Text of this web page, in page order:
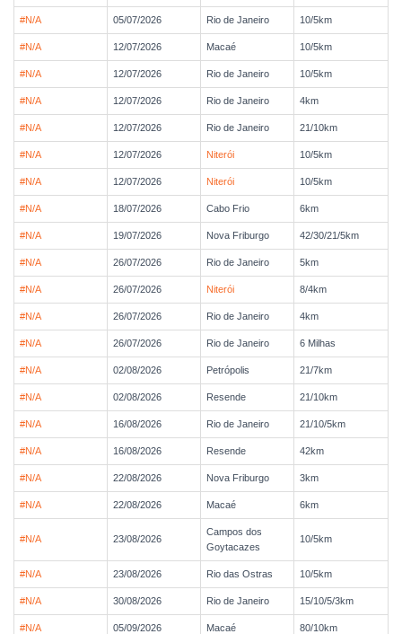
#N/A 05/07/2026 Rio de Janeiro 10/5km
#N/A 12/07/2026 Macaé 10/5km
#N/A 12/07/2026 Rio de Janeiro 10/5km
#N/A 12/07/2026 Rio de Janeiro 4km
#N/A 12/07/2026 Rio de Janeiro 21/10km
#N/A 12/07/2026 Niterói 10/5km
#N/A 12/07/2026 Niterói 10/5km
#N/A 18/07/2026 Cabo Frio 6km
#N/A 19/07/2026 Nova Friburgo 42/30/21/5km
#N/A 26/07/2026 Rio de Janeiro 5km
#N/A 26/07/2026 Niterói 8/4km
#N/A 26/07/2026 Rio de Janeiro 4km
#N/A 26/07/2026 Rio de Janeiro 6 Milhas
#N/A 02/08/2026 Petrópolis 21/7km
#N/A 02/08/2026 Resende 21/10km
#N/A 16/08/2026 Rio de Janeiro 21/10/5km
#N/A 16/08/2026 Resende 42km
#N/A 22/08/2026 Nova Friburgo 3km
#N/A 22/08/2026 Macaé 6km
#N/A 23/08/2026
Campos dos
Goytacazes
10/5km
#N/A 23/08/2026 Rio das Ostras 10/5km
#N/A 30/08/2026 Rio de Janeiro 15/10/5/3km
#N/A 05/09/2026 Macaé 80/10km